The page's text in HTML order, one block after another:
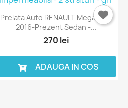
Prelata Auto RENAULT Megane IV
2016-Prezent Sedan -...
270 lei
ADAUGA IN COS